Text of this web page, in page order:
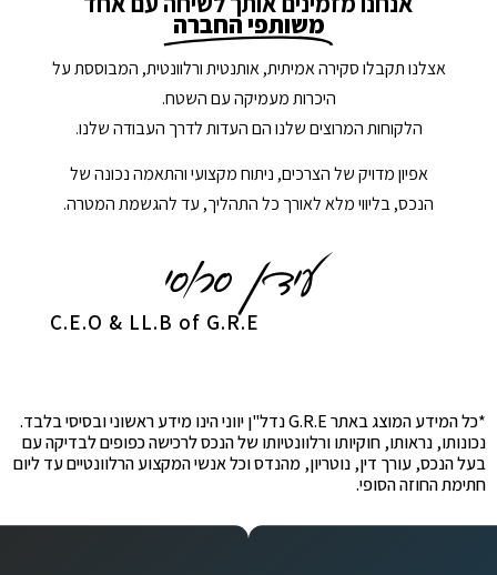
משותפי החברה
אצלנו תקבלו סקירה אמיתית, אותנטית ורלוונטית, המבוססת על
היכרות מעמיקה עם השטח.
הלקוחות המרוצים שלנו הם העדות לדרך העבודה שלנו.
אפיון מדויק של הצרכים, ניתוח מקצועי והתאמה נכונה של
הנכס, בליווי מלא לאורך כל התהליך, עד להגשמת המטרה.
C.E.O & LL.B of G.R.E
*כל המידע המוצג באתר G.R.E נדל"ן יווני הינו מידע ראשוני ובסיסי בלבד.
נכונותו, נראותו, חוקיותו ורלוונטיותו של הנכס לרכישה כפופים לבדיקה עם
בעל הנכס, עורך דין, נוטריון, מהנדס וכל אנשי המקצוע הרלוונטיים עד ליום
חתימת החוזה הסופי.